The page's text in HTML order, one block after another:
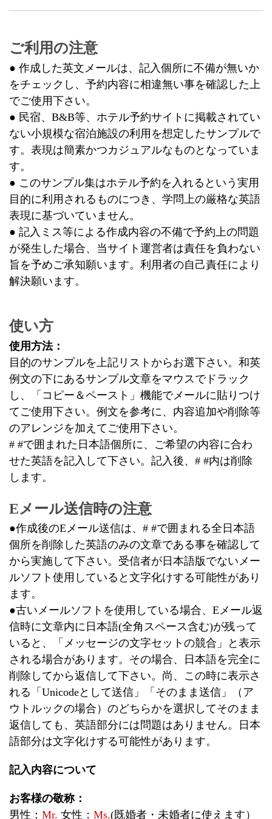
ご利用の注意
● 作成した英文メールは、記入個所に不備が無いか
をチェックし、予約内容に相違無い事を確認した上
でご使用下さい。
● 民宿、B&B等、ホテル予約サイトに掲載されてい
ない小規模な宿泊施設の利用を想定したサンプルで
す。表現は簡素かつカジュアルなものとなっていま
す。
● このサンプル集はホテル予約を入れるという実用
目的に利用されるものにつき、学問上の厳格な英語
表現に基づいていません。
● 記入ミス等による作成内容の不備で予約上の問題
が発生した場合、当サイト運営者は責任を負わない
旨を予めご承知願います。利用者の自己責任により
解決願います。
使い方
使用方法：
目的のサンプルを上記リストからお選下さい。和英
例文の下にあるサンプル文章をマウスでドラック
し、「コピー＆ペースト」機能でメールに貼りつけ
てご使用下さい。例文を参考に、内容追加や削除等
のアレンジを加えてご使用下さい。
# #で囲まれた日本語個所に、ご希望の内容に合わ
せた英語を記入して下さい。記入後、# #内は削除
します。
Eメール送信時の注意
●作成後のEメール送信は、# #で囲まれる全日本語
個所を削除した英語のみの文章である事を確認して
から実施して下さい。受信者が日本語版でないメー
ルソフト使用していると文字化けする可能性があり
ます。
●古いメールソフトを使用している場合、Eメール返
信時に文章内に日本語(全角スペース含む)が残って
いると、「メッセージの文字セットの競合」と表示
される場合があります。その場合、日本語を完全に
削除してから返信して下さい。尚、この時に表示さ
れる「Unicodeとして送信」「そのまま送信」（ア
ウトルックの場合）のどちらかを選択してそのまま
返信しても、英語部分には問題はありません。日本
語部分は文字化けする可能性があります。
記入内容について
お客様の敬称：
男性： Mr. 女性： Ms.(既婚者・未婚者に使えます）